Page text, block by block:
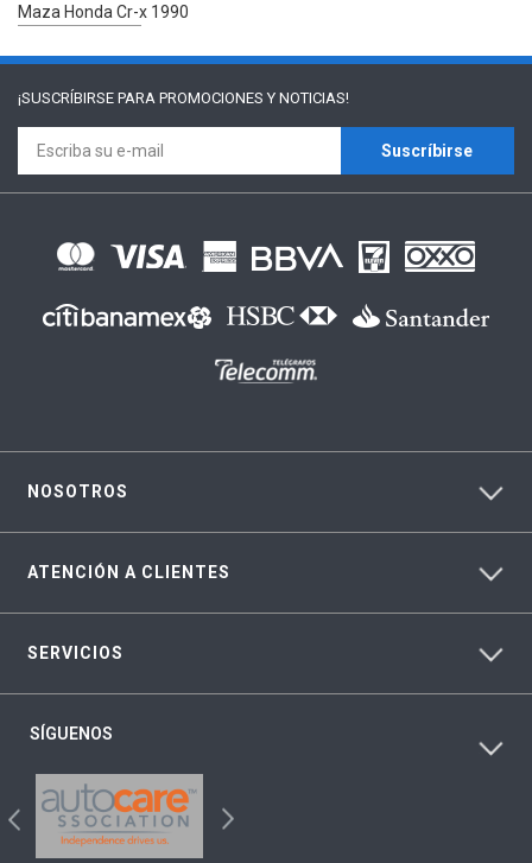
Maza Honda Cr-x 1990
¡SUSCRÍBIRSE PARA PROMOCIONES Y NOTICIAS!
Suscríbirse
NOSOTROS
ATENCIÓN A CLIENTES
SERVICIOS
SÍGUENOS